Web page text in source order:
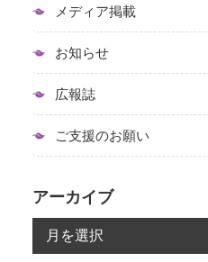
メディア掲載
お知らせ
広報誌
ご支援のお願い
アーカイブ